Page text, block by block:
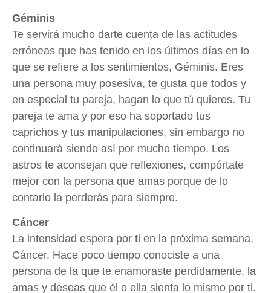
Géminis
Te servirá mucho darte cuenta de las actitudes
erróneas que has tenido en los últimos días en lo
que se refiere a los sentimientos, Géminis. Eres
una persona muy posesiva, te gusta que todos y
en especial tu pareja, hagan lo que tú quieres. Tu
pareja te ama y por eso ha soportado tus
caprichos y tus manipulaciones, sin embargo no
continuará siendo así por mucho tiempo. Los
astros te aconsejan que reflexiones, compórtate
mejor con la persona que amas porque de lo
contario la perderás para siempre.
Cáncer
La intensidad espera por ti en la próxima semana,
Cáncer. Hace poco tiempo conociste a una
persona de la que te enamoraste perdidamente, la
amas y deseas que él o ella sienta lo mismo por ti.